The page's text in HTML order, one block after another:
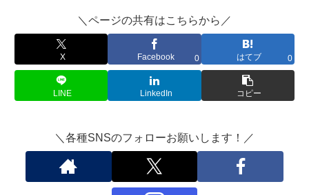
＼ページの共有はこちらから／
X Facebook 0 はてブ 0
LINE LinkedIn コピー
＼各種SNSのフォローお願いします！／
X
Facebook
はてブ